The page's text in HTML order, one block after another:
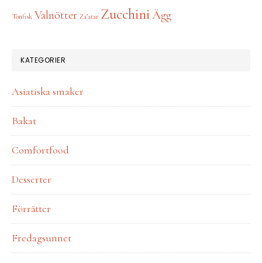
Tonfisk Valnötter Za’atar ZucchiniÄgg
KATEGORIER
Asiatiska smaker
Bakat
Comfortfood
Desserter
Förrätter
Fredagsunnet